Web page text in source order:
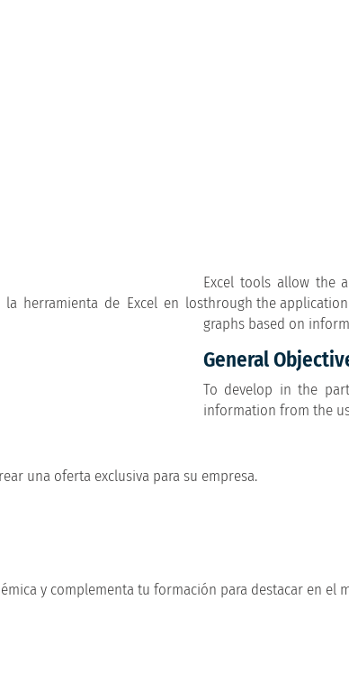
herramienta de Excel en los
Excel tools allow the
through the
graphs based on
General
To develop in the
information from the
una oferta exclusiva para su empresa.
y complementa tu formación para destacar en el